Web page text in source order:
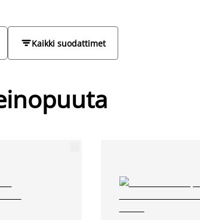
Kaikki suodattimet